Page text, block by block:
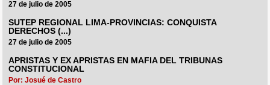
27 de julio de 2005
SUTEP REGIONAL LIMA-PROVINCIAS: CONQUISTA
DERECHOS (...)
27 de julio de 2005
APRISTAS Y EX APRISTAS EN MAFIA DEL TRIBUNAS
CONSTITUCIONAL
Por: Josué de Castro